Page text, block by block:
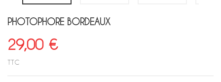
PHOTOPHORE BORDEAUX
29,00 €
TTC